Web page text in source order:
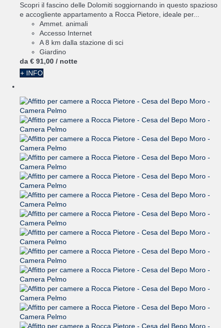
Scopri il fascino delle Dolomiti soggiornando in questo spazioso
e accogliente appartamento a Rocca Pietore, ideale per...
Ammet. animali
Accesso Internet
A 8 km dalla stazione di sci
Giardino
da € 91,00 / notte
+ INFO